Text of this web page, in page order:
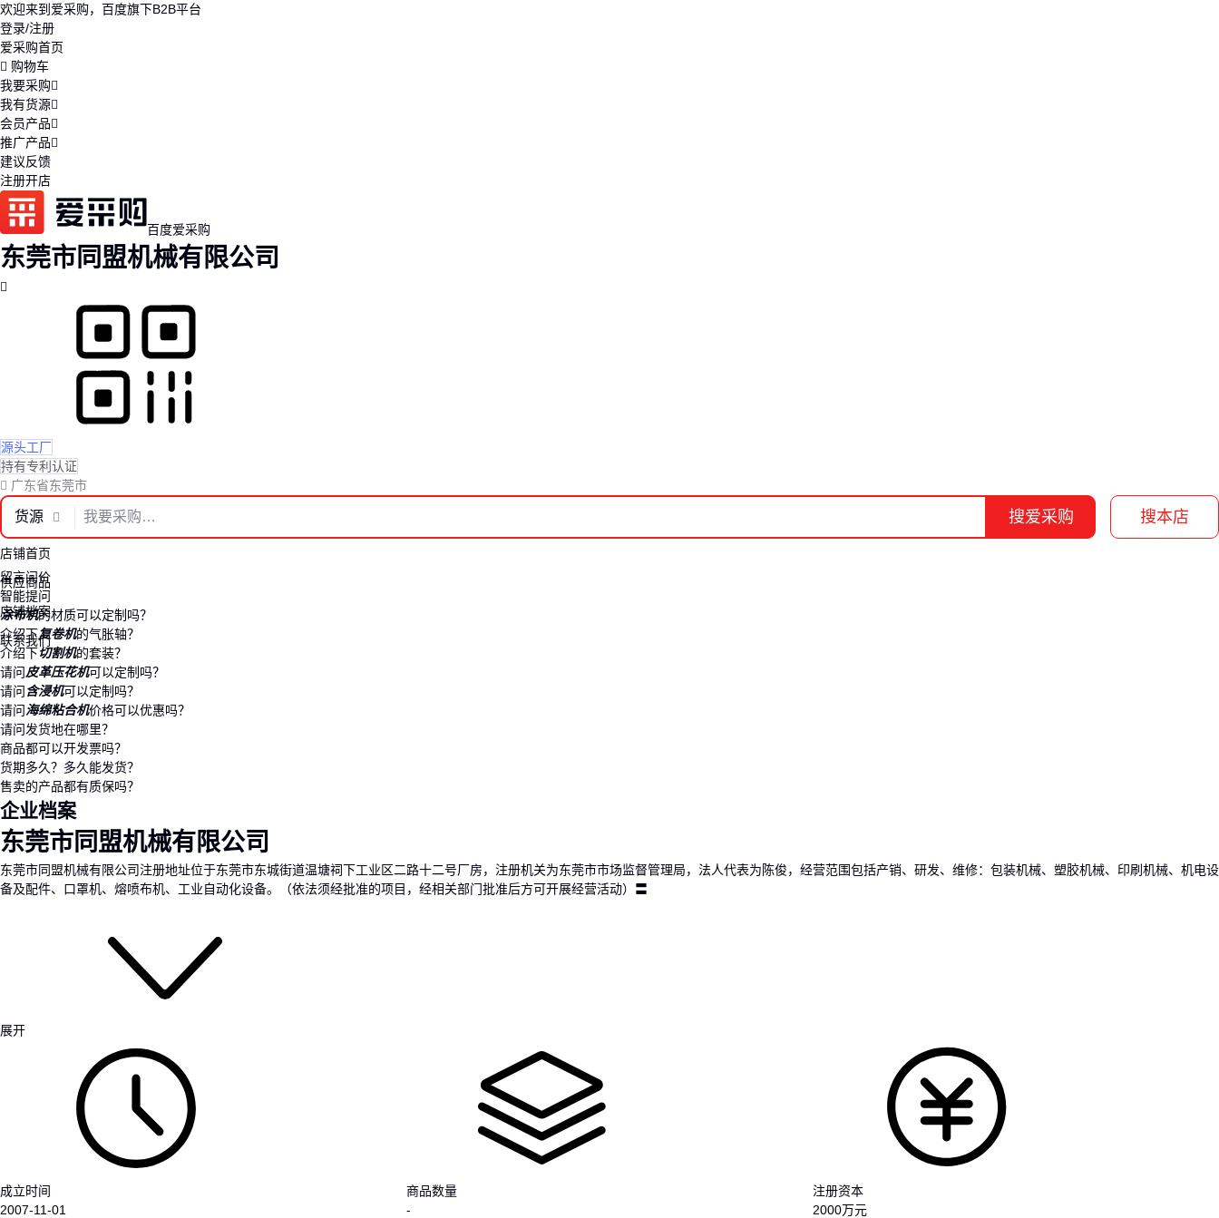
欢迎来到爱采购，百度旗下B2B平台
登录/注册
爱采购首页
购物车
我要采购
我有货源
会员产品
推广产品
建议反馈
注册开店
百度爱采购
东莞市同盟机械有限公司
源头工厂
持有专利认证
广东省东莞市
搜爱采购 搜本店
货源
店铺首页
供应商品
店铺档案
联系我们
留言问价
智能提问
涂布机的材质可以定制吗？
介绍下复卷机的气胀轴？
介绍下切割机的套装？
请问皮革压花机可以定制吗？
请问 含浸机可以定制吗？
请问海绵粘合机价格可以优惠吗？
请问发货地在哪里？
商品都可以开发票吗？
货期多久？多久能发货？
售卖的产品都有质保吗？
企业档案
东莞市同盟机械有限公司
东莞市同盟机械有限公司注册地址位于东莞市东城街道温塘祠下工业区二路十二号厂房，注册机关为东莞市市场监督管理局，法人代表为陈俊，经营范围包括产销、研发、维修：包装机械、塑胶机械、印刷机械、机电设
备及配件、口罩机、熔喷布机、工业自动化设备。（依法须经批准的项目，经相关部门批准后方可开展经营活动）〓
展开
成立时间
2007-11-01
商品数量
-
注册资本
2000万元